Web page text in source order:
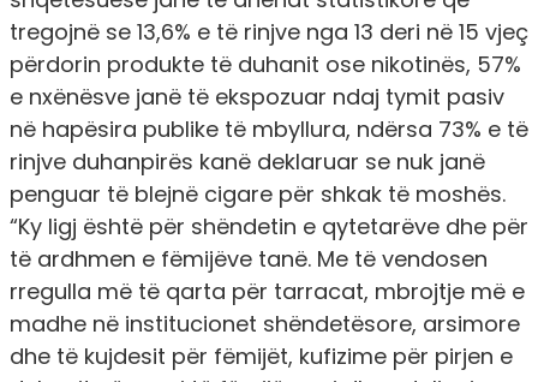
tregojnë se 13,6% e të rinjve nga 13 deri në 15 vjeç
përdorin produkte të duhanit ose nikotinës, 57%
e nxënësve janë të ekspozuar ndaj tymit pasiv
në hapësira publike të mbyllura, ndërsa 73% e të
rinjve duhanpirës kanë deklaruar se nuk janë
penguar të blejnë cigare për shkak të moshës.
“Ky ligj është për shëndetin e qytetarëve dhe për
të ardhmen e fëmijëve tanë. Me të vendosen
rregulla më të qarta për tarracat, mbrojtje më e
madhe në institucionet shëndetësore, arsimore
dhe të kujdesit për fëmijët, kufizime për pirjen e